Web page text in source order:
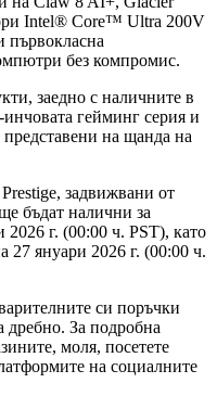
Intel® Core™ Ultra 200V
първокласна
без компромис.
заедно с наличните в
гейминг серия и
на щанда на
задвижвани от
бъдат налични за
2026 г. (00:00 ч. PST), като
27 януари 2026 г. (00:00 ч.
си поръчки
дребно. За подробна
моля, посетете
на социалните